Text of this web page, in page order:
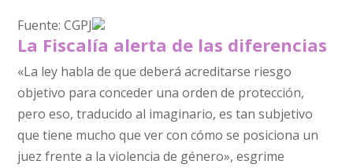
Fuente: CGPJ
La Fiscalía alerta de las diferencias
«La ley habla de que deberá acreditarse riesgo
objetivo para conceder una orden de protección,
pero eso, traducido al imaginario, es tan subjetivo
que tiene mucho que ver con cómo se posiciona un
juez frente a la violencia de género», esgrime